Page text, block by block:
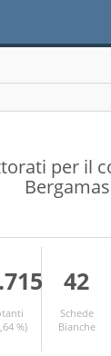
per il
%)
42
Schede
Bianche